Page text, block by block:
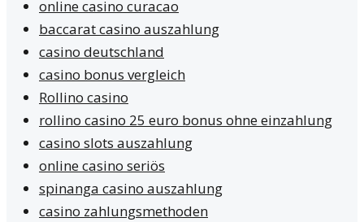
online casino curacao
baccarat casino auszahlung
casino deutschland
casino bonus vergleich
Rollino casino
rollino casino 25 euro bonus ohne einzahlung
casino slots auszahlung
online casino seriös
spinanga casino auszahlung
casino zahlungsmethoden